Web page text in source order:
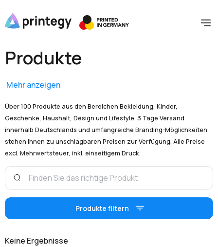
Produkte
Mehr anzeigen
Über 100 Produkte aus den Bereichen Bekleidung, Kinder,
Geschenke, Haushalt, Design und Lifestyle. 3 Tage Versand
innerhalb Deutschlands und umfangreiche Branding-Möglichkeiten
stehen Ihnen zu unschlagbaren Preisen zur Verfügung. Alle Preise
excl. Mehrwertsteuer, inkl. einseitigem Druck.
Produkte filtern
Keine Ergebnisse